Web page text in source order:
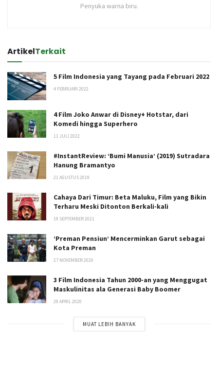
Penyuka warna biru.
ArtikelTerkait
5 Film Indonesia yang Tayang pada Februari 2022
4 FEBRUARI 2022
4 Film Joko Anwar di Disney+ Hotstar, dari
Komedi hingga Superhero
11 JULI 2022
#InstantReview: ‘Bumi Manusia’ (2019) Sutradara
Hanung Bramantyo
21 AGUSTUS 2019
Cahaya Dari Timur: Beta Maluku, Film yang Bikin
Terharu Meski Ditonton Berkali-kali
19 SEPTEMBER 2021
‘Preman Pensiun’ Mencerminkan Garut sebagai
Kota Preman
27 NOVEMBER 2020
3 Film Indonesia Tahun 2000-an yang Menggugat
Maskulinitas ala Generasi Baby Boomer
29 APRIL 2020
MUAT LEBIH BANYAK